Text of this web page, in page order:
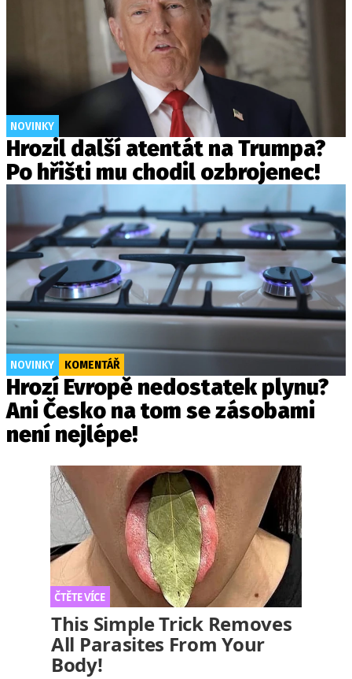
NOVINKY
Hrozil další atentát na Trumpa?
Po hřišti mu chodil ozbrojenec!
NOVINKY KOMENTÁŘ
Hrozí Evropě nedostatek plynu?
Ani Česko na tom se zásobami
není nejlépe!
This Simple Trick Removes
All Parasites From Your
Body!